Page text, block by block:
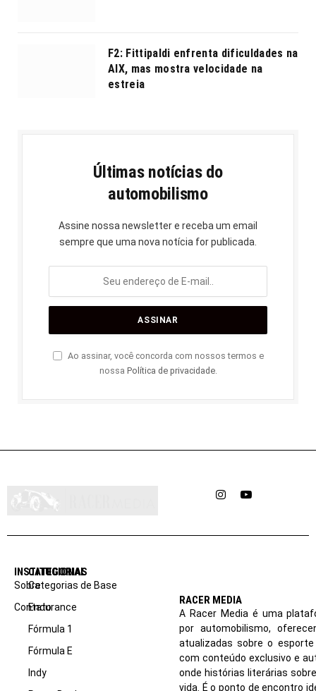
F2: Fittipaldi enfrenta dificuldades na
AIX, mas mostra velocidade na
estreia
Últimas notícias do
automobilismo
Assine nossa newsletter e receba um email
sempre que uma nova notícia for publicada.
Ao assinar, você concorda com nossos termos e
nossa Política de privacidade.
InstagramYouTube
INSTITUCIONAL
Sobre
Contato
CATEGORIAS
Categorias de Base
Endurance
Fórmula 1
Fórmula E
Indy
RACER MEDIA
A Racer Media é uma
por automobilismo,
atualizadas sobre o
com conteúdo exclusivo e
onde histórias literárias
vida. É o ponto de encontro